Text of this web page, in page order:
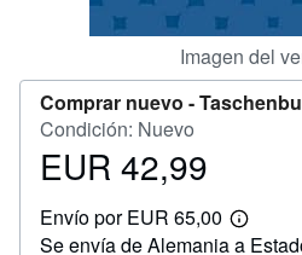
Imagen del
Comprar nuevo -
Condición: Nuevo
Precio
42,99
EUR 42,99
Envío por EUR 65,00
Más
Se envía de Alemania a